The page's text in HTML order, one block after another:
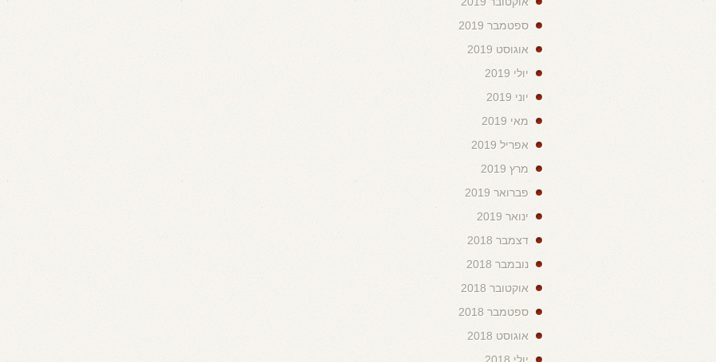
ספטמבר 2019
אוגוסט 2019
יולי 2019
יוני 2019
מאי 2019
אפריל 2019
מרץ 2019
פברואר 2019
ינואר 2019
דצמבר 2018
נובמבר 2018
אוקטובר 2018
ספטמבר 2018
אוגוסט 2018